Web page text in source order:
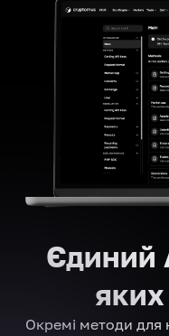
Єдиний
яких
Окремі методи для